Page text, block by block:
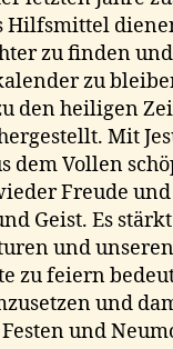
Hilfsmittel
zu finden
zu
den heiligen
Mit
dem Vollen
Freude
Geist. Es
und
zu feiern
und
und